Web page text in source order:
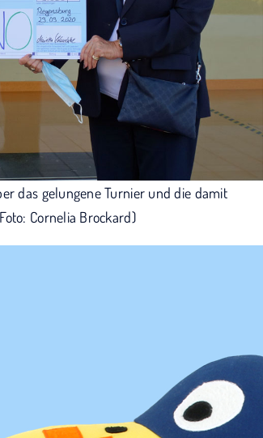
das gelungene Turnier und die damit
Cornelia Brockard)